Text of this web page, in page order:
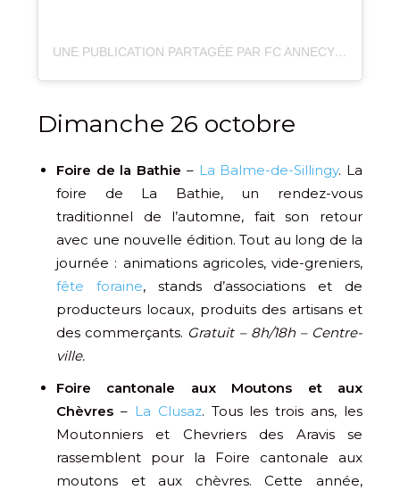
UNE PUBLICATION PARTAGÉE PAR FC ANNECY (@FCANNECY)
Dimanche 26 octobre
Foire de la Bathie – La Balme-de-Sillingy. La
foire de La Bathie, un rendez-vous
traditionnel de l’automne, fait son retour
avec une nouvelle édition. Tout au long de la
journée : animations agricoles, vide-greniers,
fête foraine, stands d’associations et de
producteurs locaux, produits des artisans et
des commerçants. Gratuit – 8h/18h – Centre-
ville.
Foire cantonale aux Moutons et aux
Chèvres – La Clusaz. Tous les trois ans, les
Moutonniers et Chevriers des Aravis se
rassemblent pour la Foire cantonale aux
moutons et aux chèvres. Cette année,